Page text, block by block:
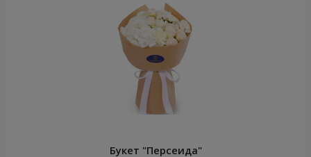
Букет "Персеида"